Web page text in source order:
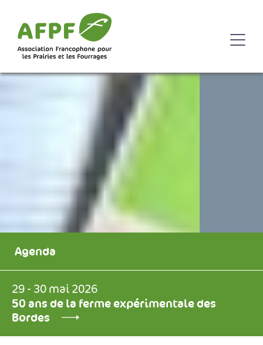
Agenda
29 - 30 mai 2026
50 ans de la ferme expérimentale des
Bordes